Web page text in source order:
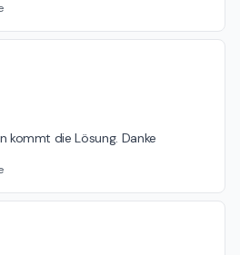
kommt die Lösung. Danke